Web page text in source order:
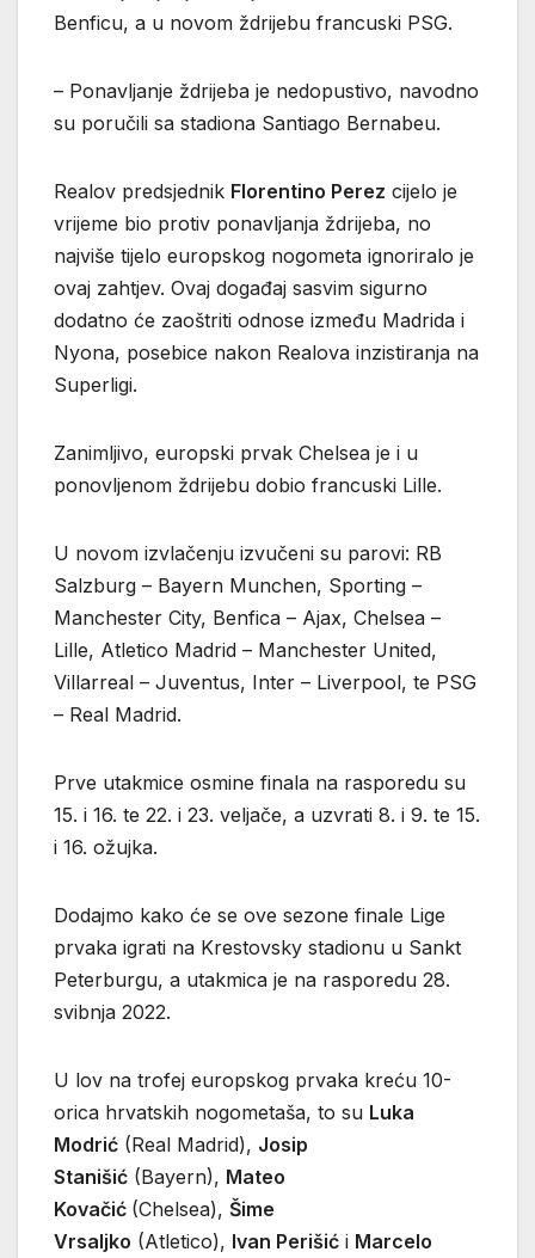
Benficu, a u novom ždrijebu francuski PSG.
– Ponavljanje ždrijeba je nedopustivo, navodno
su poručili sa stadiona Santiago Bernabeu.
Realov predsjednik Florentino Perez cijelo je
vrijeme bio protiv ponavljanja ždrijeba, no
najviše tijelo europskog nogometa ignoriralo je
ovaj zahtjev. Ovaj događaj sasvim sigurno
dodatno će zaoštriti odnose između Madrida i
Nyona, posebice nakon Realova inzistiranja na
Superligi.
Zanimljivo, europski prvak Chelsea je i u
ponovljenom ždrijebu dobio francuski Lille.
U novom izvlačenju izvučeni su parovi: RB
Salzburg – Bayern Munchen, Sporting –
Manchester City, Benfica – Ajax, Chelsea –
Lille, Atletico Madrid – Manchester United,
Villarreal – Juventus, Inter – Liverpool, te PSG
– Real Madrid.
Prve utakmice osmine finala na rasporedu su
15. i 16. te 22. i 23. veljače, a uzvrati 8. i 9. te 15.
i 16. ožujka.
Dodajmo kako će se ove sezone finale Lige
prvaka igrati na Krestovsky stadionu u Sankt
Peterburgu, a utakmica je na rasporedu 28.
svibnja 2022.
U lov na trofej europskog prvaka kreću 10-
orica hrvatskih nogometaša, to su Luka
Modrić (Real Madrid), Josip
Stanišić (Bayern), Mateo
Kovačić (Chelsea), Šime
Vrsaljko (Atletico), Ivan Perišić i Marcelo